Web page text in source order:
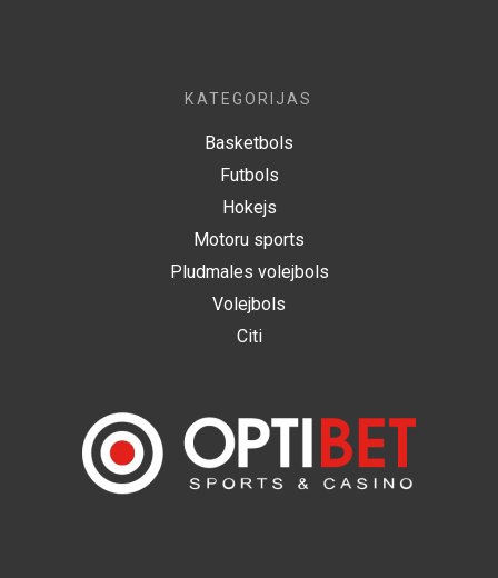
KATEGORIJAS
Basketbols
Futbols
Hokejs
Motoru sports
Pludmales volejbols
Volejbols
Citi